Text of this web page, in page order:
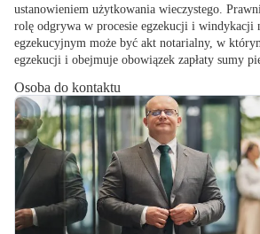
ustanowieniem użytkowania wieczystego.
rolę odgrywa w procesie egzekucji i windykacji
egzekucyjnym może być akt notarialny, w
egzekucji i obejmuje obowiązek zapłaty sumy
Osoba do kontaktu